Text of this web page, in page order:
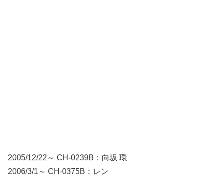
2005/12/22～ CH-0239B：向坂 環
2006/3/1～ CH-0375B：レン